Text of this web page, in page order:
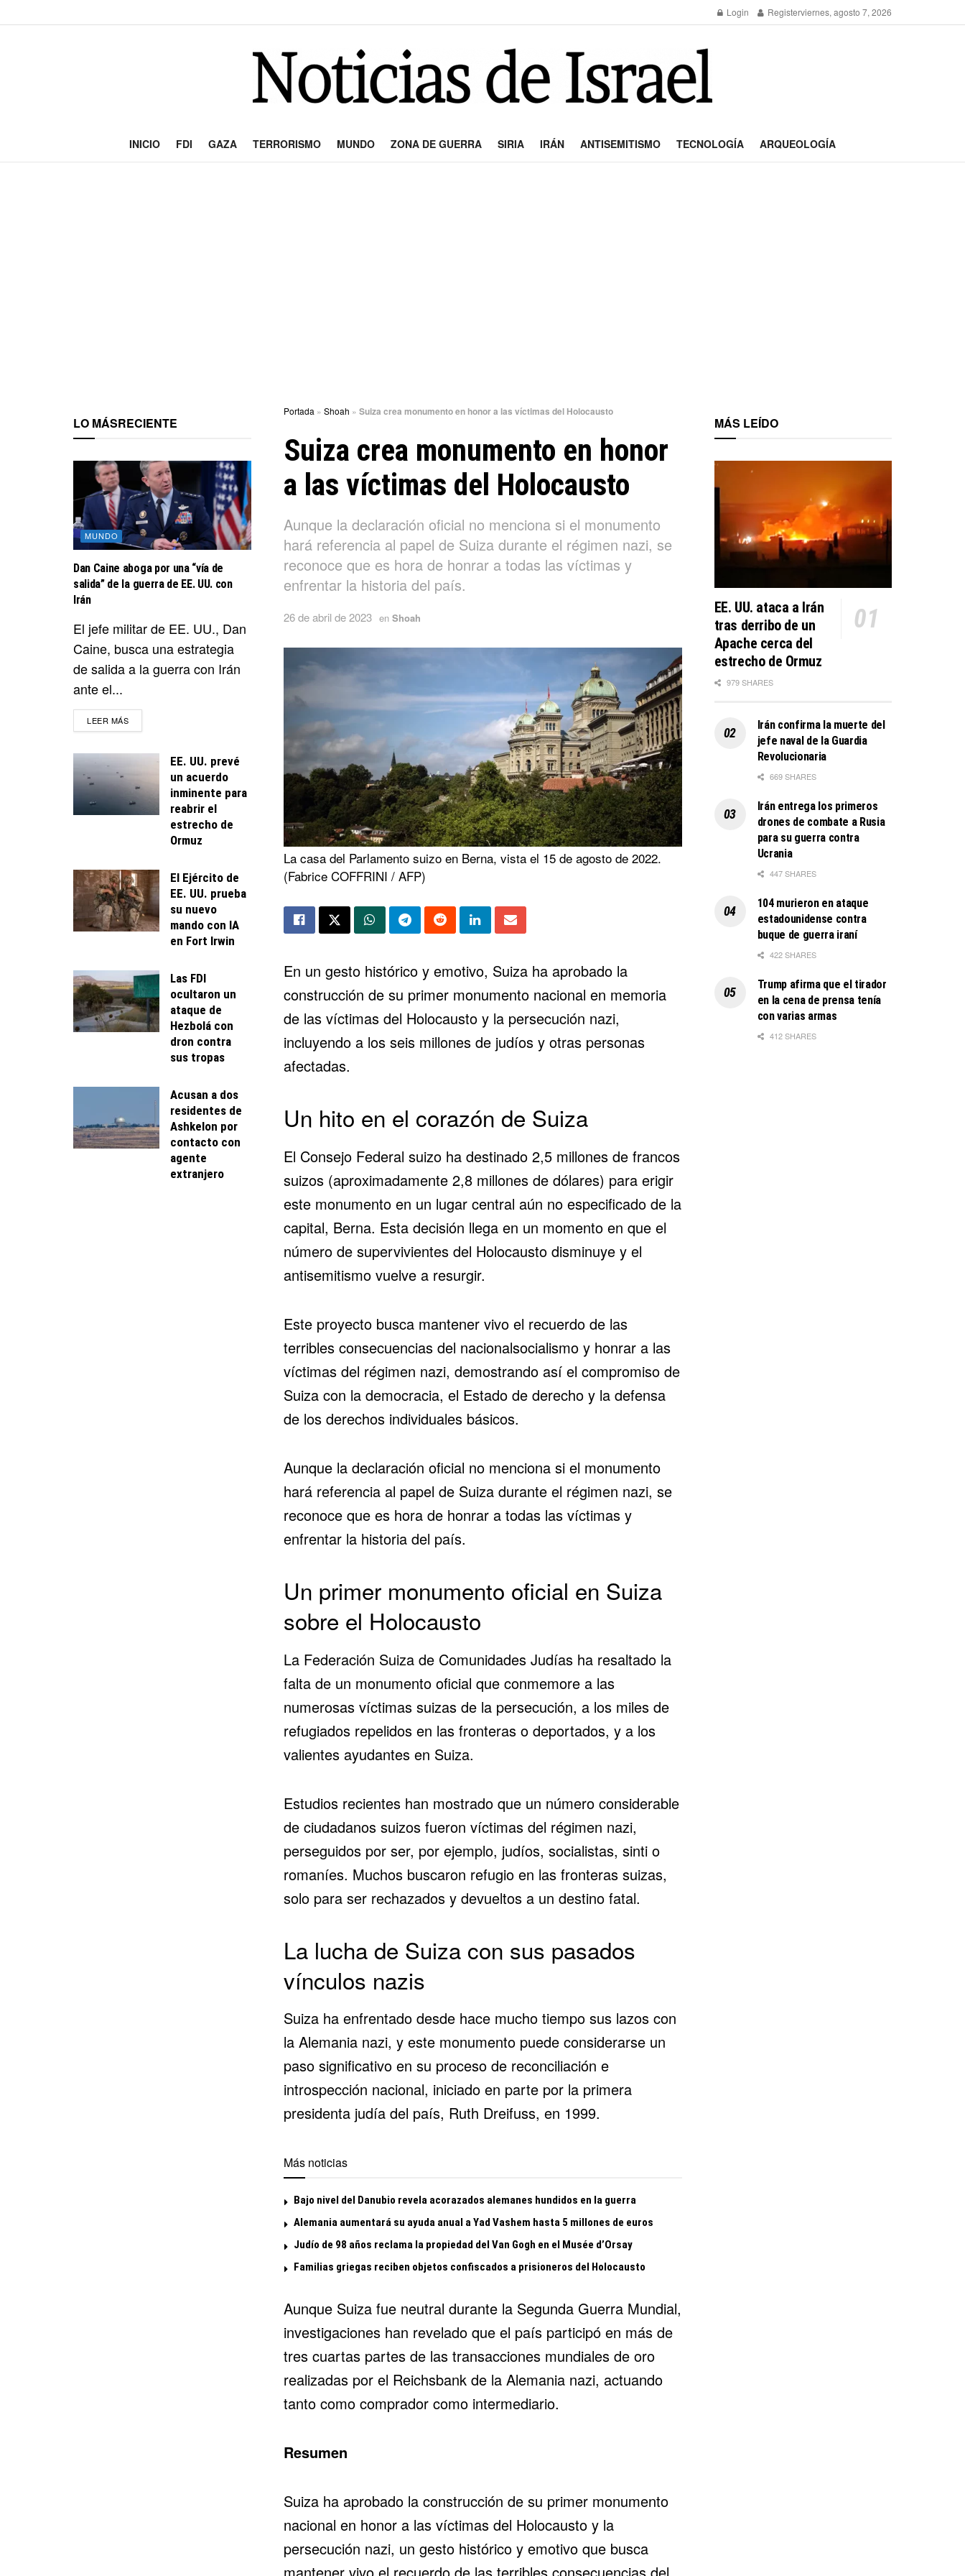
Login Registerviernes, agosto 7, 2026
INICIO FDI GAZA TERRORISMO MUNDO ZONA DE GUERRA SIRIA IRÁN ANTISEMITISMO TECNOLOGÍA ARQUEOLOGÍA
Portada » Shoah » Suiza crea monumento en honor a las víctimas del Holocausto
Suiza crea monumento en honor
a las víctimas del Holocausto
Aunque la declaración oficial no menciona si el monumento
hará referencia al papel de Suiza durante el régimen nazi, se
reconoce que es hora de honrar a todas las víctimas y
enfrentar la historia del país.
26 de abril de 2023 en Shoah
La casa del Parlamento suizo en Berna, vista el 15 de agosto de 2022.
(Fabrice COFFRINI / AFP)
En un gesto histórico y emotivo, Suiza ha aprobado la
construcción de su primer monumento nacional en memoria
de las víctimas del Holocausto y la persecución nazi,
incluyendo a los seis millones de judíos y otras personas
afectadas.
Un hito en el corazón de Suiza
El Consejo Federal suizo ha destinado 2,5 millones de francos
suizos (aproximadamente 2,8 millones de dólares) para erigir
este monumento en un lugar central aún no especificado de la
capital, Berna. Esta decisión llega en un momento en que el
número de supervivientes del Holocausto disminuye y el
antisemitismo vuelve a resurgir.
Este proyecto busca mantener vivo el recuerdo de las
terribles consecuencias del nacionalsocialismo y honrar a las
víctimas del régimen nazi, demostrando así el compromiso de
Suiza con la democracia, el Estado de derecho y la defensa
de los derechos individuales básicos.
Aunque la declaración oficial no menciona si el monumento
hará referencia al papel de Suiza durante el régimen nazi, se
reconoce que es hora de honrar a todas las víctimas y
enfrentar la historia del país.
Un primer monumento oficial en Suiza
sobre el Holocausto
La Federación Suiza de Comunidades Judías ha resaltado la
falta de un monumento oficial que conmemore a las
numerosas víctimas suizas de la persecución, a los miles de
refugiados repelidos en las fronteras o deportados, y a los
valientes ayudantes en Suiza.
Estudios recientes han mostrado que un número considerable
de ciudadanos suizos fueron víctimas del régimen nazi,
perseguidos por ser, por ejemplo, judíos, socialistas, sinti o
romaníes. Muchos buscaron refugio en las fronteras suizas,
solo para ser rechazados y devueltos a un destino fatal.
La lucha de Suiza con sus pasados
vínculos nazis
Suiza ha enfrentado desde hace mucho tiempo sus lazos con
la Alemania nazi, y este monumento puede considerarse un
paso significativo en su proceso de reconciliación e
introspección nacional, iniciado en parte por la primera
presidenta judía del país, Ruth Dreifuss, en 1999.
Más noticias
Bajo nivel del Danubio revela acorazados alemanes hundidos en la guerra
Alemania aumentará su ayuda anual a Yad Vashem hasta 5 millones de euros
Judío de 98 años reclama la propiedad del Van Gogh en el Musée d’Orsay
Familias griegas reciben objetos confiscados a prisioneros del Holocausto
Aunque Suiza fue neutral durante la Segunda Guerra Mundial,
investigaciones han revelado que el país participó en más de
tres cuartas partes de las transacciones mundiales de oro
realizadas por el Reichsbank de la Alemania nazi, actuando
tanto como comprador como intermediario.
Resumen
Suiza ha aprobado la construcción de su primer monumento
nacional en honor a las víctimas del Holocausto y la
persecución nazi, un gesto histórico y emotivo que busca
LO MÁSRECIENTE
MUNDO
Dan Caine aboga por una “vía de
salida” de la guerra de EE. UU. con
Irán
El jefe militar de EE. UU., Dan
Caine, busca una estrategia
de salida a la guerra con Irán
ante el...
LEER MÁSDETAILS
EE. UU. prevé
un acuerdo
inminente para
reabrir el
estrecho de
Ormuz
El Ejército de
EE. UU. prueba
su nuevo
mando con IA
en Fort Irwin
Las FDI
ocultaron un
ataque de
Hezbolá con
dron contra
sus tropas
Acusan a dos
residentes de
Ashkelon por
contacto con
agente
extranjero
MÁS LEÍDO
EE. UU. ataca a Irán
tras derribo de un
Apache cerca del
estrecho de Ormuz
979 SHARES
Irán confirma la muerte del
jefe naval de la Guardia
Revolucionaria
669 SHARES
Irán entrega los primeros
drones de combate a Rusia
para su guerra contra
Ucrania
447 SHARES
104 murieron en ataque
estadounidense contra
buque de guerra iraní
422 SHARES
Trump afirma que el tirador
en la cena de prensa tenía
con varias armas
412 SHARES